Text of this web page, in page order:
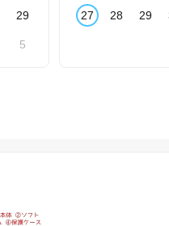
29
5
27 28 29